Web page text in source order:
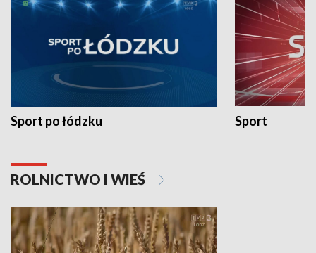
Sport po łódzku Sport
ROLNICTWO I WIEŚ